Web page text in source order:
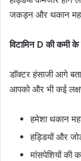
जकड़न और थकान
विटामिन D की कमी के
डॉक्टर हंसाजी आगे
आपको और भी कई
हमेशा थकान
हड्डियों और
मांसपेशियों की